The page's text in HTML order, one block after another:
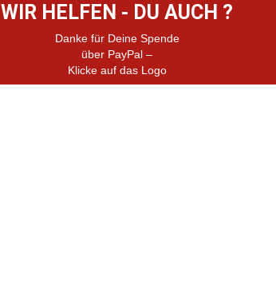
WIR HELFEN - DU AUCH ?
Danke für Deine Spende
über PayPal –
Klicke auf das Logo